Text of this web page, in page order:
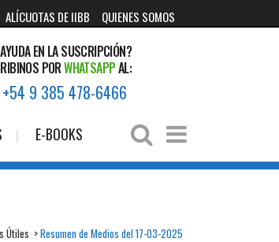
ALÍCUOTAS DE IIBB QUIENES SOMOS
EN LA SUSCRIPCIÓN?
PORWHATSAPPAL:
9 385 478-6466
E-BOOKS
Útiles >Resumen de Medios del 17-03-2025